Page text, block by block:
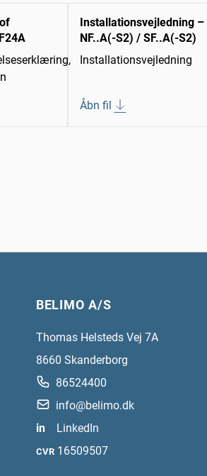
Installationsvejledning –
NF..A(-S2) / SF..A(-S2)
Installationsvejledning
Åbn fil
BELIMO A/S
Thomas Helsteds Vej 7A
8660 Skanderborg
86524400
info@belimo.dk
in
LinkedIn
CVR 16509507